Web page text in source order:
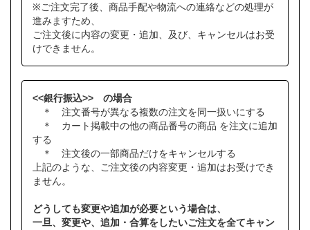
※ご注文完了後、商品手配や物流への連絡などの処理が
進みますため、
ご注文後に内容の変更・追加、及び、キャンセルはお受
けできません。
<<銀行振込>> の場合
＊ 注文番号が異なる複数の注文を同一扱いにする
＊ カート掲載中の他の商品番号の商品 を注文に追加
する
＊ 注文後の一部商品だけをキャンセルする
上記のような、ご注文後の内容変更・追加はお受けでき
ません。
どうしても変更や追加が必要という場合は、
一旦、変更や、追加・合算をしたいご注文を全てキャン